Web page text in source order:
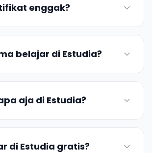
enggak?
belajar di Estudia?
aja di Estudia?
di Estudia gratis?